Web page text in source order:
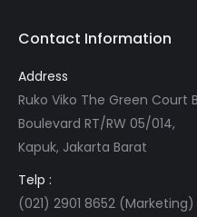
Contact Information
Address
Ruko Viko The Green Court
Boulevard RT/RW 05/014,
Kapuk, Jakarta Barat
Telp :
(021) 2901 8652